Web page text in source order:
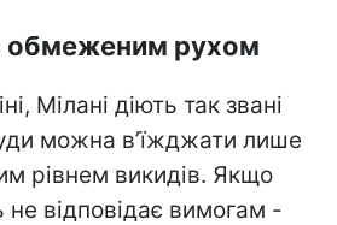
обмеженим рухом
Мілані діють так звані
можна в’їжджати лише
рівнем викидів. Якщо
відповідає вимогам -